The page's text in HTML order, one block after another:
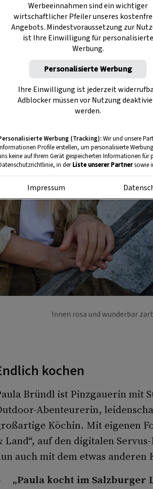
Innen rosa und wunderbar
kochen
Bründl ist Pinzgauerin mit
Abenteurerin,
Köchin. Mit eigenen
Land“, auf den digitalen
auch mit dem etwas anderen
„Paula kocht im Salzburger
Werbeeinnahmen sind ein wichtiger
wirtschaftlicher Pfeiler unseres
Angebots. Mindestvoraussetzung zur
ist Ihre Einwilligung für personalisierte
Werbung.
Personalisierte Werbung
Ihre Einwilligung ist jederzeit
Adblocker müssen vor Nutzung
werden.
Werbung (Tracking):Wir und unsere
Profile erstellen, um personalisierte
keine auf Ihrem Gerät gespeicherten Informationen
in derListe unserer Partnersowie
Impressum